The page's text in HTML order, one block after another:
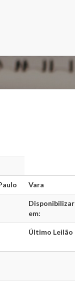
Vara
Disponibilizar
em:
Último Leilão